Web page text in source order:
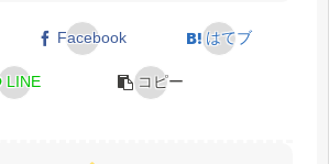
Facebook はてブ
LINE コピー